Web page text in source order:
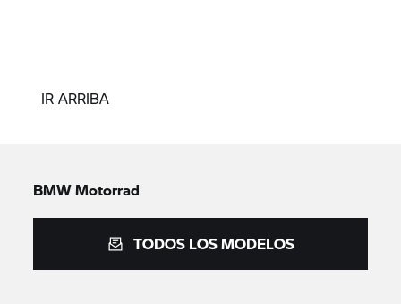
IR ARRIBA
BMW Motorrad
TODOS LOS MODELOS